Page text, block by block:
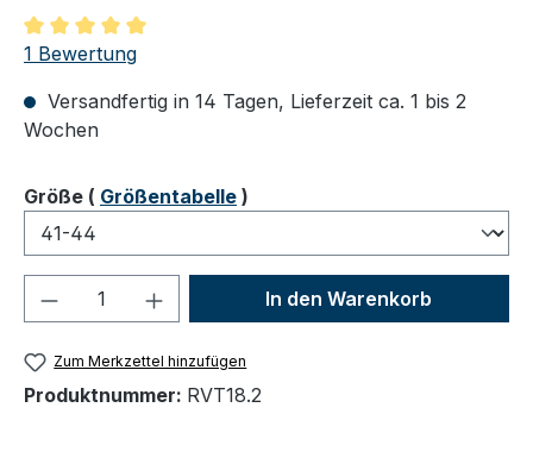
Durchschnittliche Bewertung von 5 von 5 Sternen
1 Bewertung
Versandfertig in 14 Tagen, Lieferzeit ca. 1 bis 2
Wochen
Größeauswählen
( Größentabelle )
Produkt Anzahl: Gib denIn den Warenkorb
Zum Merkzettel hinzufügen
Produktnummer: RVT18.2